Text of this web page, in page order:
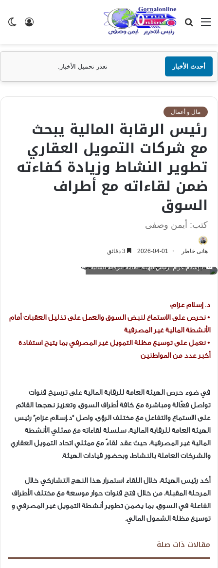
تسجيل
القائمة بحث
عن
أحدث الأخبار تعذر تحميل الأخبار.
مال و أعمال
رئيس الرقابة المالية يبحث
مع شركات التمويل العقاري
تطوير النشاط وزيادة كفاءته
ضمن لقاءاته مع أطراف
السوق
كتب: أيمن وصفى
هانى خاطر 2026-04-01
"د.إسلام عزام" رئيس الهيئة العامة للرقابة المالية
د. إسلام عزام:
• نحرص على الاستماع لنبض السوق والعمل على تذليل العقبات أمام
الأنشطة المالية غير المصرفية
• نعمل على توسيع مظلة التمويل غير المصرفي بما يتيح استفادة
أكبر عدد من المواطنين
في ضوء حرص الهيئة العامة للرقابة المالية على ترسيخ قنوات
تواصل فعّالة ومباشرة مع كافة أطراف السوق، وتعزيز نهجها القائم
على الاستماع والتفاعل مع مختلف الرؤى، واصل “د.إسلام عزام” رئيس
الهيئة العامة للرقابة المالية، سلسلة لقاءاته مع ممثلي الأنشطة
المالية غير المصرفية، حيث عقد لقاءً مع ممثلي اتحاد التمويل العقاري
والشركات العاملة بالنشاط، وبحضور قيادات الهيئة.
أكد رئيس الهيئة، خلال اللقاء استمرار هذا النهج التشاركي خلال
المرحلة المقبلة، من خلال فتح قنوات حوار موسعة مع مختلف الأطراف
الفاعلة في السوق، بما يضمن تطوير أنشطة التمويل غير المصرفي و
توسيع مظلة الشمول المالي.
مقالات ذات صلة